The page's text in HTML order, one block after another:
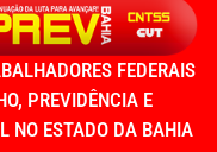
FEDERAIS
PREVIDÊNCIA E
NO ESTADO DA BAHIA